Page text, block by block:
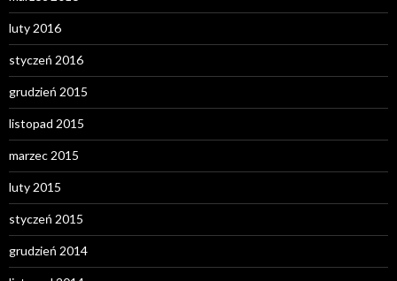
luty 2016
styczeń 2016
grudzień 2015
listopad 2015
marzec 2015
luty 2015
styczeń 2015
grudzień 2014